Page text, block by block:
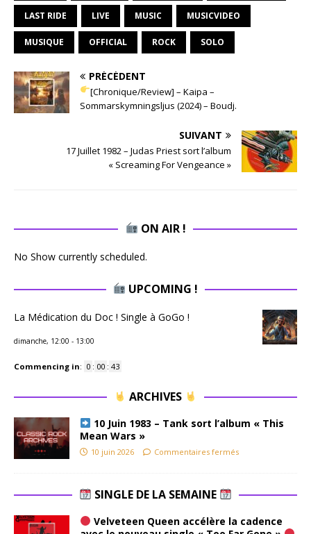
LAST RIDE LIVE MUSIC MUSICVIDEO
MUSIQUE OFFICIAL ROCK SOLO
PRÉCÉDENT
[Chronique/Review] – Kaipa –
Sommarskymningsljus (2024) – Boudj.
SUIVANT
17 Juillet 1982 – Judas Priest sort l’album
« Screaming For Vengeance »
ON AIR !
No Show currently scheduled.
UPCOMING !
La Médication du Doc ! Single à GoGo !
dimanche, 12:00 - 13:00
Commencing in: 0 : 00 : 43
ARCHIVES
10 Juin 1983 – Tank sort l’album « This
Mean Wars »
10 juin 2026 Commentaires fermés
SINGLE DE LA SEMAINE
Velveteen Queen accélère la cadence